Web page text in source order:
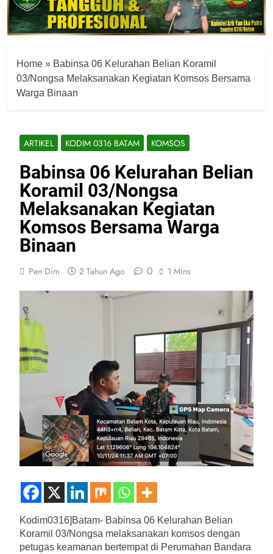
Home » Babinsa 06 Kelurahan Belian Koramil
03/Nongsa Melaksanakan Kegiatan Komsos Bersama
Warga Binaan
ARTIKEL KODIM 0316 BATAM KOMSOS
Babinsa 06 Kelurahan Belian
Koramil 03/Nongsa
Melaksanakan Kegiatan
Komsos Bersama Warga
Binaan
Pen Dim 2 Tahun Ago 0 1 Mins
Kodim0316]Batam- Babinsa 06 Kelurahan Belian
Koramil 03/Nongsa melaksanakan komsos dengan
petugas keamanan bertempat di Perumahan Bandara